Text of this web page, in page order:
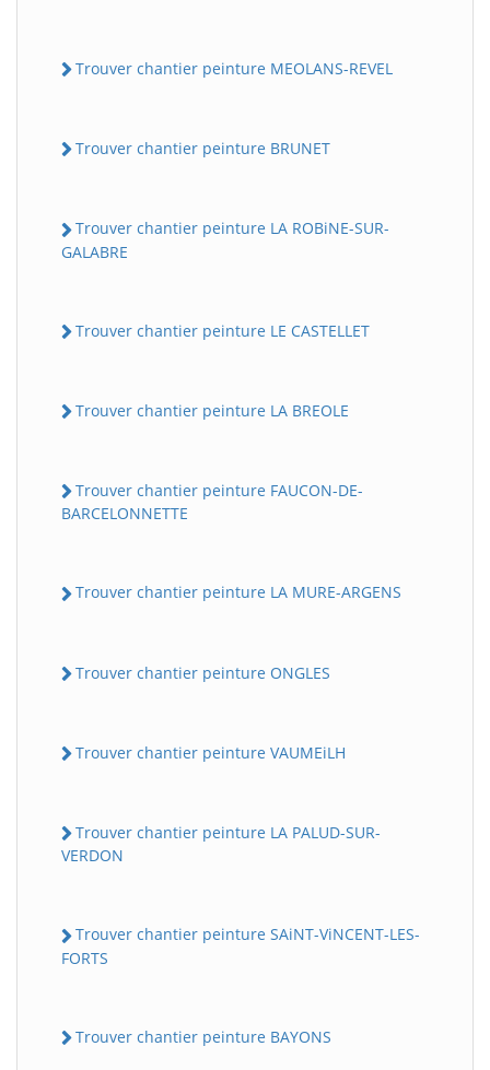
Trouver chantier peinture MEOLANS-REVEL
Trouver chantier peinture BRUNET
Trouver chantier peinture LA ROBiNE-SUR-
GALABRE
Trouver chantier peinture LE CASTELLET
Trouver chantier peinture LA BREOLE
Trouver chantier peinture FAUCON-DE-
BARCELONNETTE
Trouver chantier peinture LA MURE-ARGENS
Trouver chantier peinture ONGLES
Trouver chantier peinture VAUMEiLH
Trouver chantier peinture LA PALUD-SUR-
VERDON
Trouver chantier peinture SAiNT-ViNCENT-LES-
FORTS
Trouver chantier peinture BAYONS